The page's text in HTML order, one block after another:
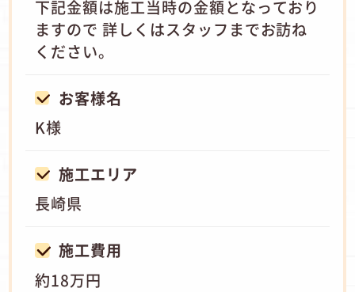
下記金額は施工当時の金額となっており
ますので 詳しくはスタッフまでお訪ね
ください。
お客様名
K様
施工エリア
長崎県
施工費用
約18万円